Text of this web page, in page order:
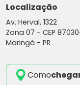
Localização
Av. Herval, 1322
Zona 07 - CEP
Maringá - PR
Como